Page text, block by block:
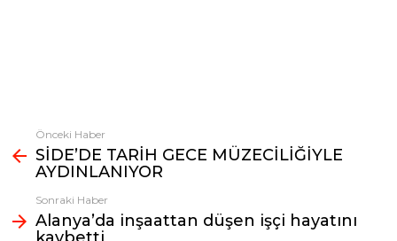
Fazlasına
bak
Önceki Haber
SİDE’DE TARİH GECE MÜZECİLİĞİYLE
AYDINLANIYOR
Sonraki Haber
Alanya’da inşaattan düşen işçi hayatını